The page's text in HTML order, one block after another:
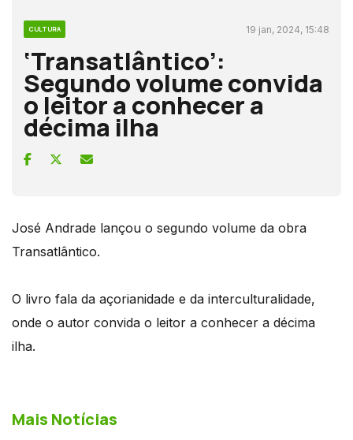
CULTURA 19 jan, 2024, 15:48
‘Transatlântico’:
Segundo volume convida
o leitor a conhecer a
décima ilha
José Andrade lançou o segundo volume da obra
Transatlântico.
O livro fala da açorianidade e da interculturalidade,
onde o autor convida o leitor a conhecer a décima
ilha.
Mais Notícias